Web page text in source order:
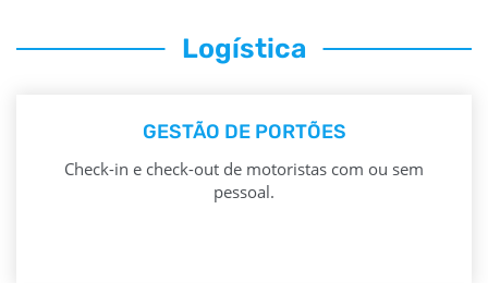
Logística
GESTÃO DE PORTÕES
Check-in e check-out de motoristas com ou sem
pessoal.